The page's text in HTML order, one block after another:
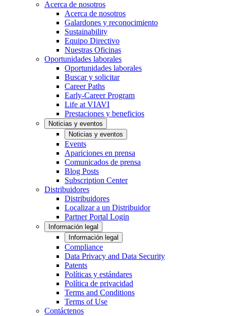
Acerca de nosotros
Acerca de nosotros
Galardones y reconocimiento
Sustainability
Equipo Directivo
Nuestras Oficinas
Oportunidades laborales
Oportunidades laborales
Buscar y solicitar
Career Paths
Early-Career Program
Life at VIAVI
Prestaciones y beneficios
Noticias y eventos
Noticias y eventos
Events
Apariciones en prensa
Comunicados de prensa
Blog Posts
Subscription Center
Distribuidores
Distribuidores
Localizar a un Distribuidor
Partner Portal Login
Información legal
Información legal
Compliance
Data Privacy and Data Security
Patents
Políticas y estándares
Política de privacidad
Terms and Conditions
Terms of Use
Contáctenos